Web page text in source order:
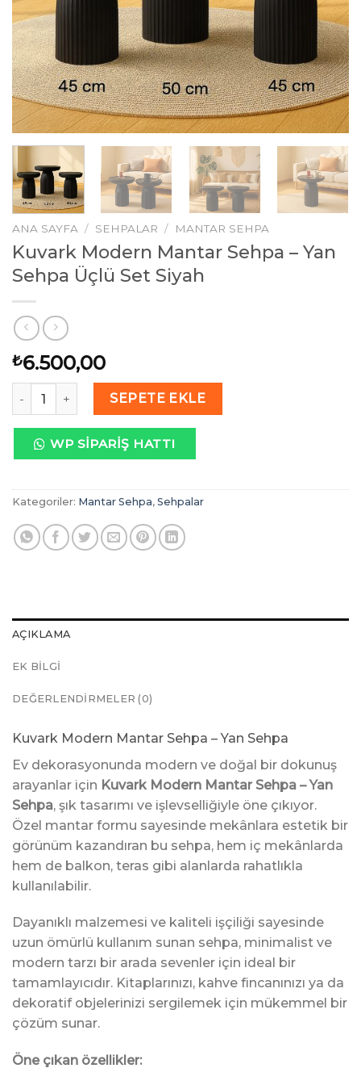
ANA SAYFA / SEHPALAR / MANTAR SEHPA
Kuvark Modern Mantar Sehpa – Yan
Sehpa Üçlü Set Siyah
₺6.500,00
Kuvark Modern Mantar Sehpa - Yan Sehpa Üçlü Set Siyah
SEPETE EKLE
WP SIPARIŞ HATTI
Kategoriler: Mantar Sehpa, Sehpalar
AÇIKLAMA
EK BILGI
DEĞERLENDIRMELER (0)
Kuvark Modern Mantar Sehpa – Yan Sehpa
Ev dekorasyonunda modern ve doğal bir dokunuş
arayanlar için Kuvark Modern Mantar Sehpa – Yan
Sehpa, şık tasarımı ve işlevselliğiyle öne çıkıyor.
Özel mantar formu sayesinde mekânlara estetik bir
görünüm kazandıran bu sehpa, hem iç mekânlarda
hem de balkon, teras gibi alanlarda rahatlıkla
kullanılabilir.
Dayanıklı malzemesi ve kaliteli işçiliği sayesinde
uzun ömürlü kullanım sunan sehpa, minimalist ve
modern tarzı bir arada sevenler için ideal bir
tamamlayıcıdır. Kitaplarınızı, kahve fincanınızı ya da
dekoratif objelerinizi sergilemek için mükemmel bir
çözüm sunar.
Öne çıkan özellikler: